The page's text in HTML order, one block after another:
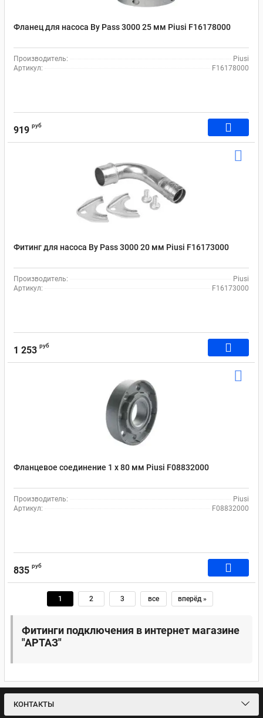
Фланец для насоса By Pass 3000 25 мм Рiusi F16178000
Производитель:
Piusi
Артикул:
F16178000
919 руб
Фитинг для насоса By Pass 3000 20 мм Рiusi F16173000
Производитель:
Piusi
Артикул:
F16173000
1 253 руб
Фланцевое соединение 1 х 80 мм Рiusi F08832000
Производитель:
Piusi
Артикул:
F08832000
835 руб
1 2 3 все вперёд »
Фитинги подключения в интернет магазине
"АРТАЗ"
КОНТАКТЫ